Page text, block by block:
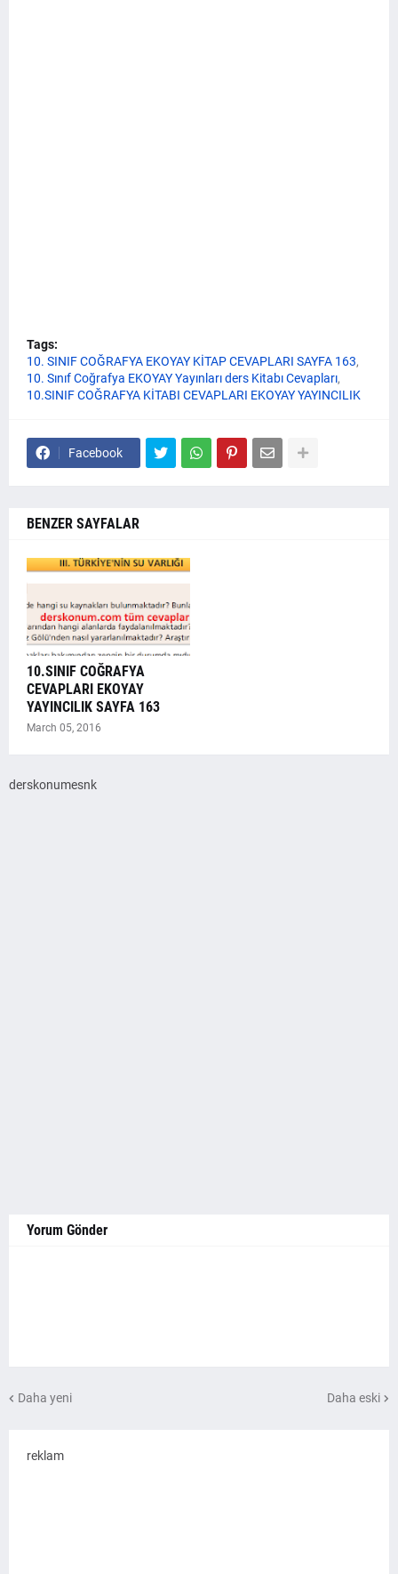
Tags:
10. SINIF COĞRAFYA EKOYAY KİTAP CEVAPLARI SAYFA 163
10. Sınıf Coğrafya EKOYAY Yayınları ders Kitabı Cevapları
10.SINIF COĞRAFYA KİTABI CEVAPLARI EKOYAY YAYINCILIK
Facebook
BENZER SAYFALAR
10.SINIF COĞRAFYA
CEVAPLARI EKOYAY
YAYINCILIK SAYFA 163
March 05, 2016
derskonumesnk
Yorum Gönder
Daha yeni Daha eski
reklam